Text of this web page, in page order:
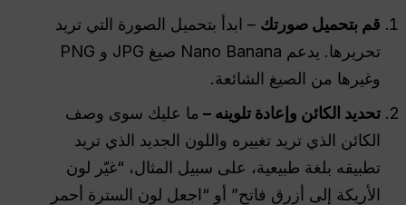
قم بتحميل صورتك – ابدأ بتحميل الصورة التي تريد
تحريرها. يدعم Nano Banana صيغ JPG و PNG
وغيرها من الصيغ الشائعة.
تحديد الكائن وإعادة تلوينه – ما عليك سوى وصف
الكائن الذي تريد تغييره واللون الجديد الذي تريد
تطبيقه بلغة طبيعية، على سبيل المثال، “غيّر لون
الأريكة إلى أزرق فاتح” أو “اجعل لون السترة أحمر